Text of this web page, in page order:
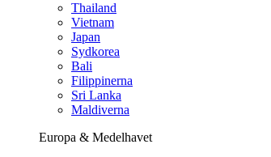
Thailand
Vietnam
Japan
Sydkorea
Bali
Filippinerna
Sri Lanka
Maldiverna
Europa & Medelhavet